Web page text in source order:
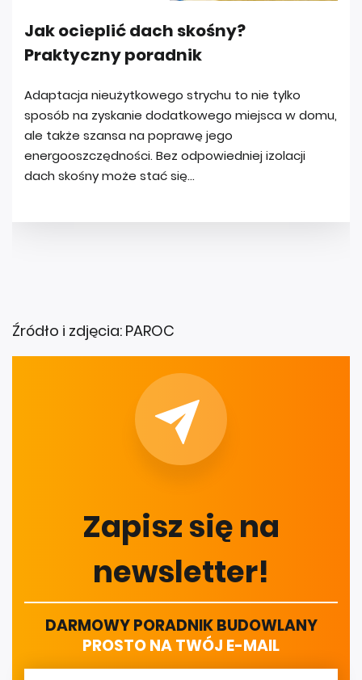
Źródło i zdjęcia: PAROC
Zapisz się na
newsletter!
DARMOWY PORADNIK BUDOWLANY
PROSTO NA TWÓJ E-MAIL